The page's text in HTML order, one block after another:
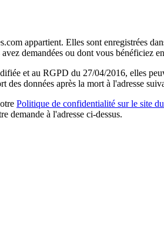
appartient. Elles sont enregistrées
demandées ou dont vous bénéficiez
et au RGPD du 27/04/2016, elles
des données après la mort à l'adresse
Politique de confidentialité sur le site
demande à l'adresse ci-dessus.